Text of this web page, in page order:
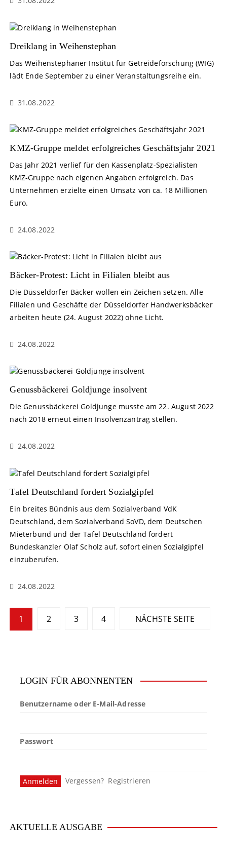
Dreiklang in Weihenstephan
Das Weihenstephaner Institut für Getreideforschung (WIG)
lädt Ende September zu einer Veranstaltungsreihe ein.
31.08.2022
KMZ-Gruppe meldet erfolgreiches Geschäftsjahr 2021
Das Jahr 2021 verlief für den Kassenplatz-Spezialisten
KMZ-Gruppe nach eigenen Angaben erfolgreich. Das
Unternehmen erzielte einen Umsatz von ca. 18 Millionen
Euro.
24.08.2022
Bäcker-Protest: Licht in Filialen bleibt aus
Die Düsseldorfer Bäcker wollen ein Zeichen setzen. Alle
Filialen und Geschäfte der Düsseldorfer Handwerksbäcker
arbeiten heute (24. August 2022) ohne Licht.
24.08.2022
Genussbäckerei Goldjunge insolvent
Die Genussbäckerei Goldjunge musste am 22. August 2022
nach 2018 erneut einen Insolvenzantrag stellen.
24.08.2022
Tafel Deutschland fordert Sozialgipfel
Ein breites Bündnis aus dem Sozialverband VdK
Deutschland, dem Sozialverband SoVD, dem Deutschen
Mieterbund und der Tafel Deutschland fordert
Bundeskanzler Olaf Scholz auf, sofort einen Sozialgipfel
einzuberufen.
24.08.2022
e
m
r
1 2 3 4 NÄCHSTE SEITE
LOGIN FÜR ABONNENTEN
Benutzername oder E-Mail-Adresse
Passwort
Vergessen? Registrieren
AKTUELLE AUSGABE